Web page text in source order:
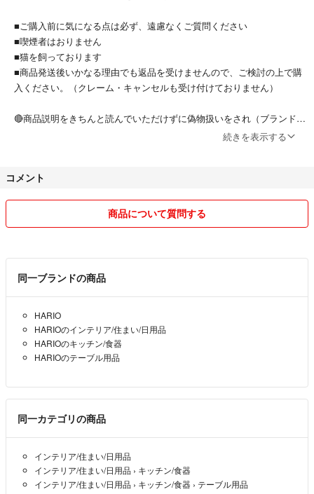
■ご購入前に気になる点は必ず、遠慮なくご質問ください
■喫煙者はおりません
■猫を飼っております
■商品発送後いかなる理由でも返品を受けませんので、ご検討の上で購
入ください。（クレーム・キャンセルも受け付けておりません）
🔴商品説明をきちんと読んでいただけずに偽物扱いをされ（ブランド名
は記載しておりました）悪いの評価を一方的に付けられました。
に確認せずに評価されてしまいました。
■あくまでもフリマなので、完璧を求める方、神経質な方はご遠慮くだ
さい。
■衣類等の発送は小さく畳んでの発送になりますので折ジワが気になる
方は購入をお控えください。（以前折ジワで普通評価を付けられました
ので）
■あくまでも、購入金額の高い方を優先致しております。
■コメントの最中でも先に申請を頂いた方を優先させて頂きます。
🔴※沖縄・離島の方は送料が購入額を上回る事がございますので事前に
コメントお願いいたします。
※商品届きましたら必ず”受け取り通知”お願いいたします。
【通知していただかないとこちらには入金されません。】
続きを表示する
コメント
商品について質問する
同一ブランドの商品
HARIO
HARIOのインテリア/住まい/日用品
HARIOのキッチン/食器
HARIOのテーブル用品
同一カテゴリの商品
インテリア/住まい/日用品
インテリア/住まい/日用品 › キッチン/食器
インテリア/住まい/日用品 › キッチン/食器 › テーブル用品